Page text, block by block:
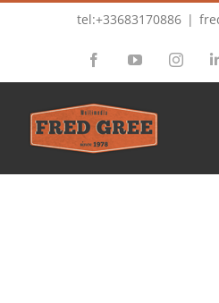
tel:+33683170886 |
FacebookYouTube